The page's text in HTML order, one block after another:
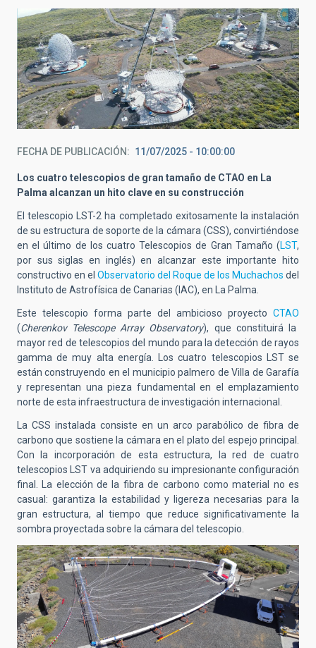
FECHA DE PUBLICACIÓN 11/07/2025 - 10:00:00
Los cuatro telescopios de gran tamaño de CTAO en La
Palma alcanzan un hito clave en su construcción
El telescopio LST-2 ha completado exitosamente la instalación
de su estructura de soporte de la cámara (CSS), convirtiéndose
en el último de los cuatro Telescopios de Gran Tamaño (LST,
por sus siglas en inglés) en alcanzar este importante hito
constructivo en el Observatorio del Roque de los Muchachos del
Instituto de Astrofísica de Canarias (IAC), en La Palma.
Este telescopio forma parte del ambicioso proyecto CTAO
(Cherenkov Telescope Array Observatory), que constituirá la
mayor red de telescopios del mundo para la detección de rayos
gamma de muy alta energía. Los cuatro telescopios LST se
están construyendo en el municipio palmero de Villa de Garafía
y representan una pieza fundamental en el emplazamiento
norte de esta infraestructura de investigación internacional.
La CSS instalada consiste en un arco parabólico de fibra de
carbono que sostiene la cámara en el plato del espejo principal.
Con la incorporación de esta estructura, la red de cuatro
telescopios LST va adquiriendo su impresionante configuración
final. La elección de la fibra de carbono como material no es
casual: garantiza la estabilidad y ligereza necesarias para la
gran estructura, al tiempo que reduce significativamente la
sombra proyectada sobre la cámara del telescopio.